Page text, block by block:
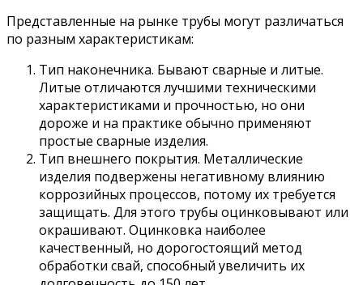
Представленные на рынке трубы могут различаться
по разным характеристикам:
Тип наконечника. Бывают сварные и литые.
Литые отличаются лучшими техническими
характеристиками и прочностью, но они
дороже и на практике обычно применяют
простые сварные изделия.
Тип внешнего покрытия. Металлические
изделия подвержены негативному влиянию
коррозийных процессов, потому их требуется
защищать. Для этого трубы оцинковывают или
окрашивают. Оцинковка наиболее
качественный, но дорогостоящий метод
обработки свай, способный увеличить их